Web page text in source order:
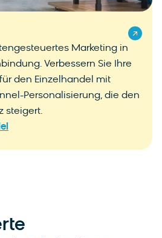
Marketing in
Verbessern Sie Ihre
den Einzelhandel mit
Personalisierung, die den
steigert.